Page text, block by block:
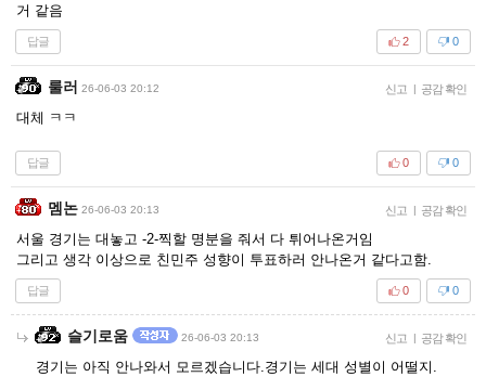
거 같음
답글 0
2
룰러 26-06-03 20:12 신고 | 공감 확인
대체 ㅋㅋ
답글 0
0
멤논 26-06-03 20:13 신고 | 공감 확인
서울 경기는 대놓고 -2-찍할 명분을 줘서 다 튀어나온거임
그리고 생각 이상으로 친민주 성향이 투표하러 안나온거 같다고함.
답글 0
0
슬기로움 26-06-03 20:13 신고 | 공감 확인
경기는 아직 안나와서 모르겠습니다.경기는 세대 성별이 어떨지.